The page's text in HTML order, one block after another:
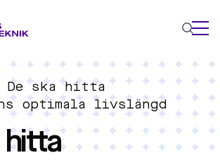
De ska hitta
optimala livslängd
hitta